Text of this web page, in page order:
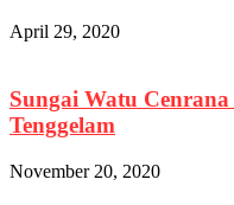
April 29, 2020
Sungai Watu
Tenggelam
November 20, 2020